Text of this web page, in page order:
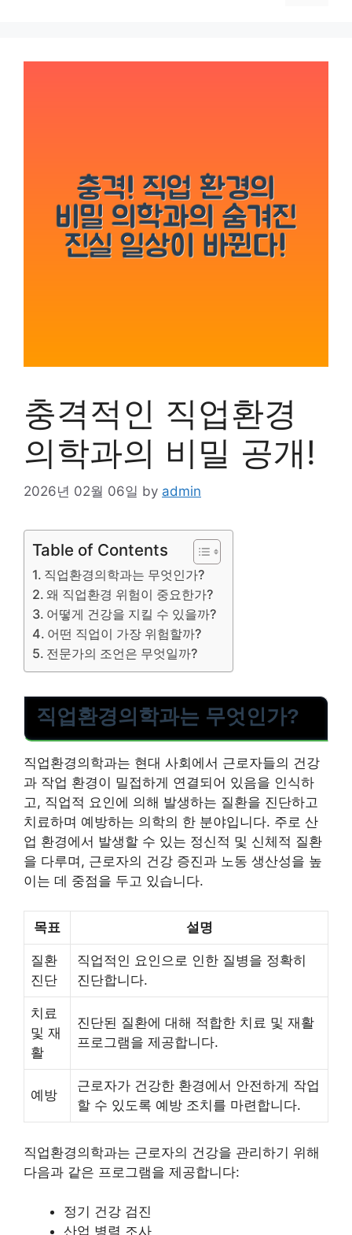
충격적인 직업환경
의학과의 비밀 공개!
2026년 02월 06일 by admin
Table of Contents
직업환경의학과는 무엇인가?
왜 직업환경 위험이 중요한가?
어떻게 건강을 지킬 수 있을까?
어떤 직업이 가장 위험할까?
전문가의 조언은 무엇일까?
직업환경의학과는 무엇인가?
직업환경의학과는 현대 사회에서 근로자들의 건강
과 작업 환경이 밀접하게 연결되어 있음을 인식하
고, 직업적 요인에 의해 발생하는 질환을 진단하고
치료하며 예방하는 의학의 한 분야입니다. 주로 산
업 환경에서 발생할 수 있는 정신적 및 신체적 질환
을 다루며, 근로자의 건강 증진과 노동 생산성을 높
이는 데 중점을 두고 있습니다.
목표 설명
질환
진단
직업적인 요인으로 인한 질병을 정확히
진단합니다.
치료
및 재
활
진단된 질환에 대해 적합한 치료 및 재활
프로그램을 제공합니다.
예방
근로자가 건강한 환경에서 안전하게 작업
할 수 있도록 예방 조치를 마련합니다.
직업환경의학과는 근로자의 건강을 관리하기 위해
다음과 같은 프로그램을 제공합니다:
정기 건강 검진
산업 병력 조사